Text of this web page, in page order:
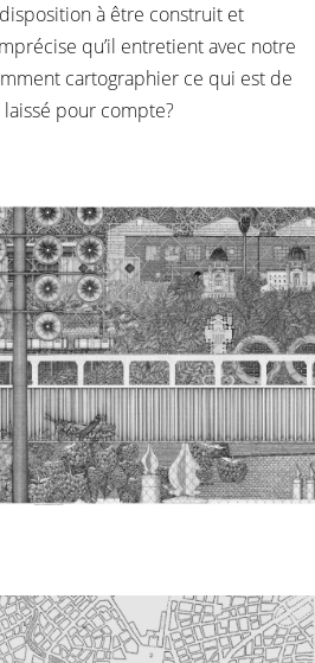
à être construit et
qu’il entretient avec notre
cartographier ce qui est de
pour compte?